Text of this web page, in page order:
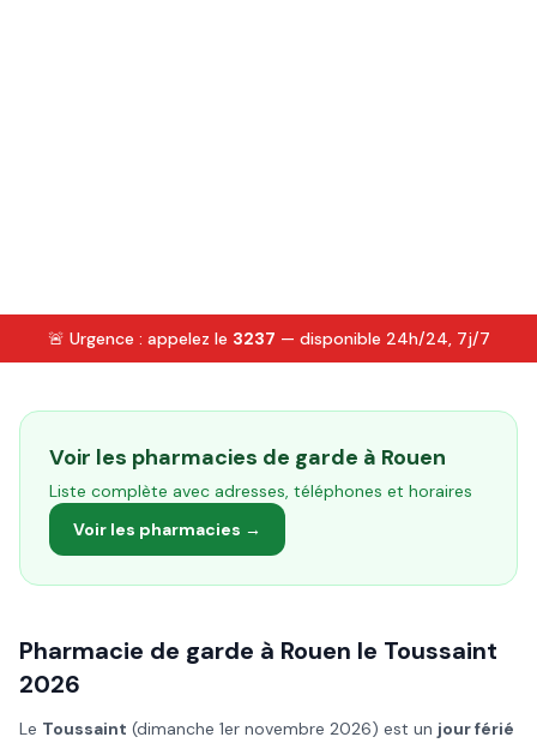
🚨 Urgence : appelez le 3237 — disponible 24h/24, 7j/7
Voir les pharmacies de garde à Rouen
Liste complète avec adresses, téléphones et horaires
Voir les pharmacies →
Pharmacie de garde à Rouen le Toussaint
2026
Le Toussaint (dimanche 1er novembre 2026) est un jour férié